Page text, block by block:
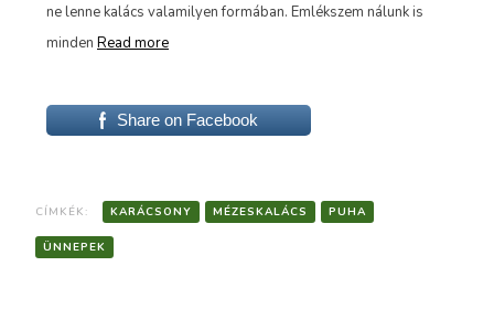
ne lenne kalács valamilyen formában. Emlékszem nálunk is
minden Read more
Share on Facebook
CÍMKÉK: KARÁCSONY MÉZESKALÁCS PUHA
ÜNNEPEK